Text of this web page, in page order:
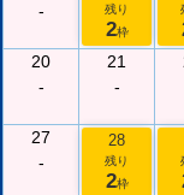
-
残り
2枠
20
-
21
-
27
-
28
残り
2枠